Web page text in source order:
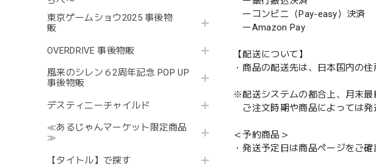
東京ゲームショウ2025 事後物
販
OVERDRIVE 事後物販
風来のシレン６2周年記念 POP UP
事後物販
デスティニーチャイルド
≪あるじゃんマーケット限定商品
≫
【タイトル】で探す
ーコンビニ（Pay-easy）決済
ーAmazon Pay
【配送について】
・商品の配送先は、日本国内の
※配送システムの都合上、月末最
ご注文時期や商品によっては発
＜予約商品＞
・発送予定日は商品ページをご確